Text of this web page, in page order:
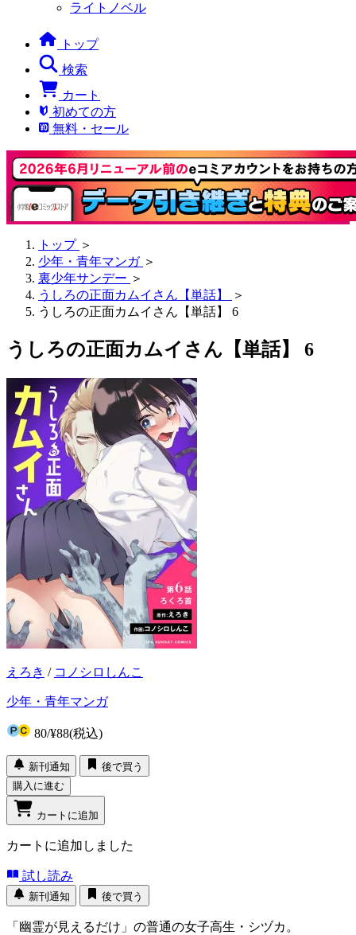
ライトノベル
トップ
検索
カート
初めての方
無料・セール
トップ ＞
少年・青年マンガ ＞
裏少年サンデー ＞
うしろの正面カムイさん【単話】
＞
うしろの正面カムイさん【単話】 6
うしろの正面カムイさん【単話】 6
えろき / コノシロしんこ
少年・青年マンガ
80/¥88(税込)
新刊通知
後で買う
購入に進む
カートに追加
カートに追加しました
試し読み
新刊通知 後で買う
「幽霊が見えるだけ」の普通の女子高生・シヅカ。